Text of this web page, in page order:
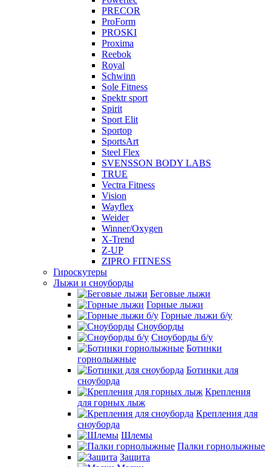
PRECOR
ProForm
PROSKI
Proxima
Reebok
Royal
Schwinn
Sole Fitness
Spektr sport
Spirit
Sport Elit
Sportop
SportsArt
Steel Flex
SVENSSON BODY LABS
TRUE
Vectra Fitness
Vision
Wayflex
Weider
Winner/Oxygen
X-Trend
Z-UP
ZIPRO FITNESS
Гироскутеры
Лыжи и сноуборды
Беговые лыжи
Горные лыжи
Горные лыжи б/у
Сноуборды
Сноуборды б/у
Ботинки
горнолыжные
Ботинки для
сноуборда
Крепления
для горных лыж
Крепления для
сноуборда
Шлемы
Палки горнолыжные
Защита